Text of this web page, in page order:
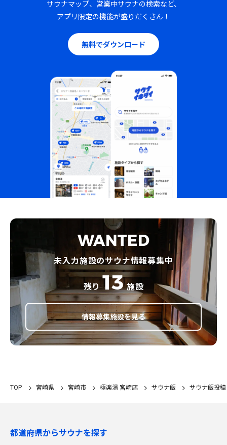
サウナマップ、営業中サウナの検索など、
アプリ限定の機能が盛りだくさん！
無料でダウンロード
WANTED
未入力施設のサウナ情報募集中
残り 13 施設
情報募集施設を見る
TOP 宮崎県 宮崎市 極楽湯 宮崎店 サウナ飯 サウナ飯投稿
都道府県からサウナを探す